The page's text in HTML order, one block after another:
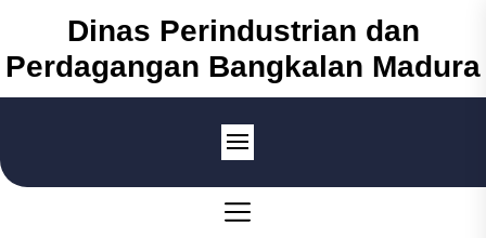
the
content
Dinas Perindustrian dan
Perdagangan Bangkalan Madura